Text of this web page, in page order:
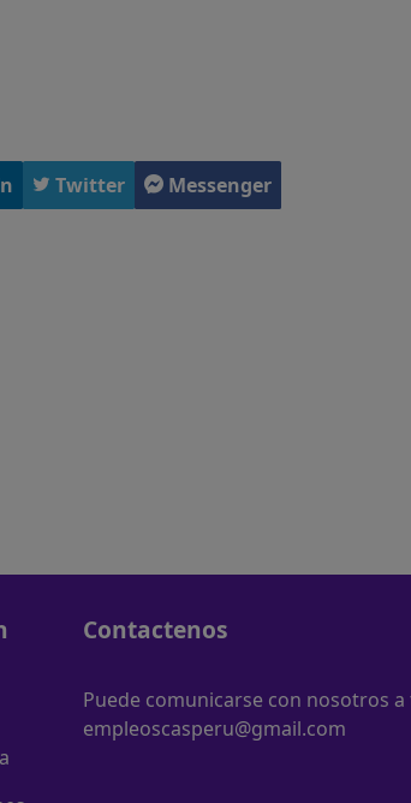
Twitter Messenger
Contactenos
Puede comunicarse con nosotros
empleoscasperu@gmail.com